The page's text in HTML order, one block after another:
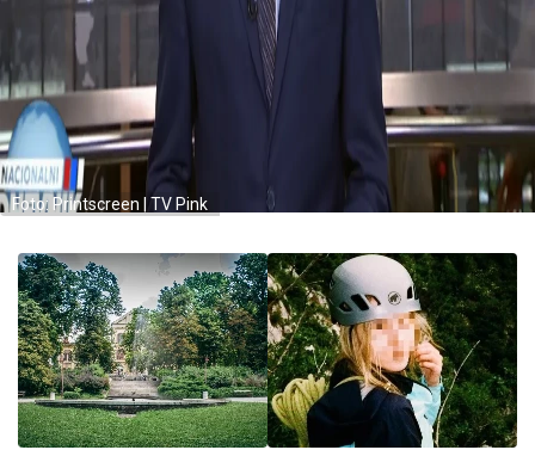
Foto: Printscreen | TV Pink